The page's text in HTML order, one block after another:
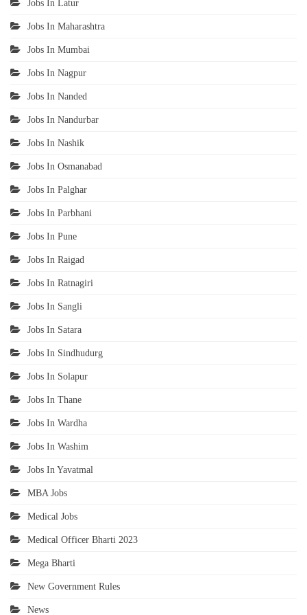
Jobs In Latur
Jobs In Maharashtra
Jobs In Mumbai
Jobs In Nagpur
Jobs In Nanded
Jobs In Nandurbar
Jobs In Nashik
Jobs In Osmanabad
Jobs In Palghar
Jobs In Parbhani
Jobs In Pune
Jobs In Raigad
Jobs In Ratnagiri
Jobs In Sangli
Jobs In Satara
Jobs In Sindhudurg
Jobs In Solapur
Jobs In Thane
Jobs In Wardha
Jobs In Washim
Jobs In Yavatmal
MBA Jobs
Medical Jobs
Medical Officer Bharti 2023
Mega Bharti
New Government Rules
News